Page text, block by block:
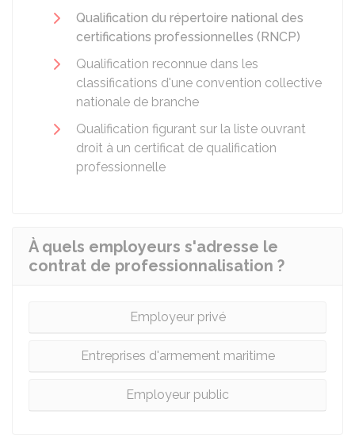
Qualification du répertoire national des
certifications professionnelles (RNCP)
Qualification reconnue dans les
classifications d'une convention collective
nationale de branche
Qualification figurant sur la liste ouvrant
droit à un certificat de qualification
professionnelle
À quels employeurs s'adresse le
contrat de professionnalisation ?
Employeur privé
Entreprises d'armement maritime
Employeur public